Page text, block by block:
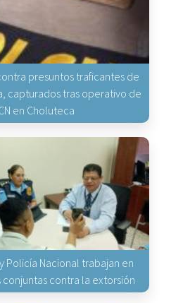
presuntos traficantes de
capturados tras operativo de
en Choluteca
Policía Nacional trabajan en
contra la extorsión